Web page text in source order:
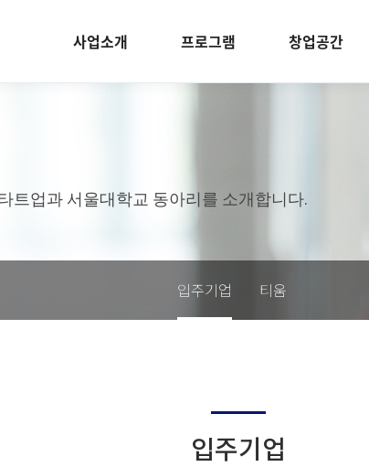
사업소개 프로그램 창업공간
트업과 서울대학교 동아리를 소개합니다.
입주기업 티움
입주기업